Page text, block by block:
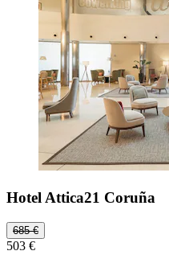
Hotel Attica21 Coruña
685 €
503 €